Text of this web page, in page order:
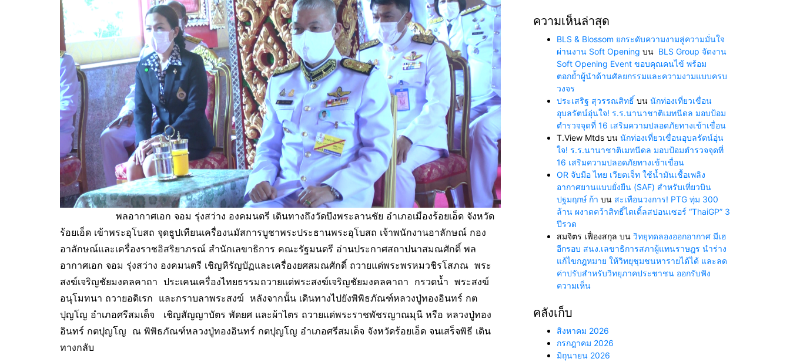
พลอากาศเอก จอม รุ่งสว่าง องคมนตรี เดินทางถึงวัดบึงพระลานชัย อำเภอเมืองร้อยเอ็ด จังหวัด
ร้อยเอ็ด เข้าพระอุโบสถ จุดธูปเทียนเครื่องนมัสการบูชาพระประธานพระอุโบสถ เจ้าพนักงานอาลักษณ์ กอง
อาลักษณ์และเครื่องราชอิสริยาภรณ์ สำนักเลขาธิการ คณะรัฐมนตรี อ่านประกาศสถาปนาสมณศักดิ์ พล
อากาศเอก จอม รุ่งสว่าง องคมนตรี เชิญหิรัญบัฏและเครื่องยศสมณศักดิ์ ถวายแด่พระพรหมวชิรโสภณ พระ
สงฆ์เจริญชัยมงคลคาถา ประเคนเครื่องไทยธรรมถวายแด่พระสงฆ์เจริญชัยมงคลคาถา กรวดน้ำ พระสงฆ์
อนุโมทนา ถวายอดิเรก และกราบลาพระสงฆ์ หลังจากนั้น เดินทางไปยังพิพิธภัณฑ์หลวงปู่ทองอินทร์ กต
ปุญโญ อำเภอศรีสมเด็จ เชิญสัญญาบัตร พัดยศ และผ้าไตร ถวายแด่พระราชพัชรญาณมุนี หรือ หลวงปู่ทอง
อินทร์ กตปุญโญ ณ พิพิธภัณฑ์หลวงปู่ทองอินทร์ กตปุญโญ อำเภอศรีสมเด็จ จังหวัดร้อยเอ็ด จนเสร็จพิธี เดิน
ทางกลับ
ความเห็นล่าสุด
BLS & Blossom ยกระดับความงามสู่ความมั่นใจ
ผ่านงาน Soft Opening บน BLS Group จัดงาน
Soft Opening Event ขอบคุณคนไข้ พร้อม
ตอกย้ำผู้นำด้านศัลยกรรมและความงามแบบครบ
วงจร
ประเสริฐ สุวรรณสิทธิ์ บน นักท่องเที่ยวเขื่อน
อุบลรัตน์อุ่นใจ! ร.ร.นานาชาติเมทนีดล มอบป้อม
ตำรวจจุดที่ 16 เสริมความปลอดภัยทางเข้าเขื่อน
T.View Mtds บน นักท่องเที่ยวเขื่อนอุบลรัตน์อุ่น
ใจ! ร.ร.นานาชาติเมทนีดล มอบป้อมตำรวจจุดที่
16 เสริมความปลอดภัยทางเข้าเขื่อน
OR จับมือ ไทย เวียตเจ็ท ใช้น้ำมันเชื้อเพลิง
อากาศยานแบบยั่งยืน (SAF) สำหรับเที่ยวบิน
ปฐมฤกษ์ ก้า บน สะเทือนวงการ! PTG ทุ่ม 300
ล้าน ผงาดคว้าสิทธิ์ไตเติ้ลสปอนเซอร์ “ThaiGP” 3
ปีรวด
สมจิตร เฟื่องสกุล บน วิทยุทดลองออกอากาศ มีเฮ
อีกรอบ สนง.เลขาธิการสภาผู้แทนราษฎร นำร่าง
แก้ไขกฎหมาย ให้วิทยุชุมชนหารายได้ได้ และลด
ค่าปรับสำหรับวิทยุภาคประชาชน ออกรับฟัง
ความเห็น
คลังเก็บ
สิงหาคม 2026
กรกฎาคม 2026
มิถุนายน 2026